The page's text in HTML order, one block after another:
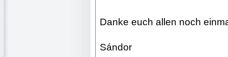
Danke euch allen noch
Sándor